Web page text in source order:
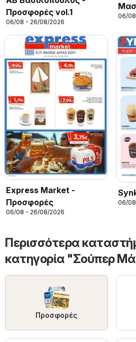
Προσφορές vol.1
06/08 - 26/08/2026
06/
Express Market -
Προσφορές
06/08 - 26/08/2026
06/
Περισσότερα
κατηγορία "Σούπερ
Προσφορές